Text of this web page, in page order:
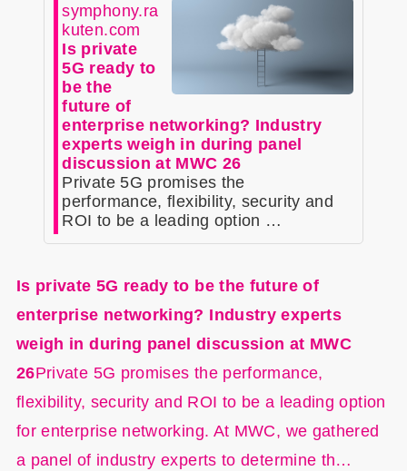
symphony.ra
kuten.com
Is private
5G ready to
be the
future of
enterprise networking? Industry
experts weigh in during panel
discussion at MWC 26
Private 5G promises the
performance, flexibility, security and
ROI to be a leading option …
Is private 5G ready to be the future of
enterprise networking? Industry experts
weigh in during panel discussion at MWC
26Private 5G promises the performance,
flexibility, security and ROI to be a leading option
for enterprise networking. At MWC, we gathered
a panel of industry experts to determine th…